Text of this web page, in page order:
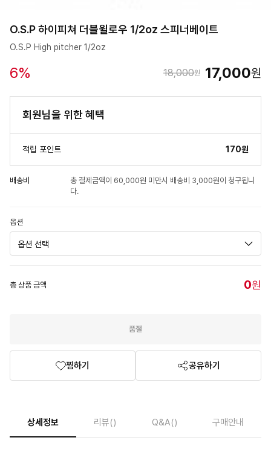
O.S.P 하이피쳐 더블윌로우 1/2oz 스피너베이트
O.S.P High pitcher 1/2oz
6% 18,000원 17,000원
회원님을 위한 혜택
적립 포인트 170원
배송비
총 결제금액이 60,000원 미만시 배송비 3,000원이 청구됩니
다.
옵션
총 상품 금액 0원
품절
찜하기 공유하기
상세정보 리뷰() Q&A() 구매안내